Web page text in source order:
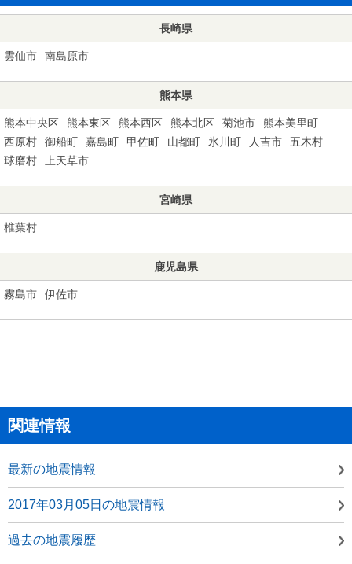
長崎県
雲仙市 南島原市
熊本県
熊本中央区 熊本東区 熊本西区 熊本北区 菊池市
熊本美里町
西原村
御船町 嘉島町 甲佐町 山都町 氷川町 人吉市
五木村
球磨村
上天草市
宮崎県
椎葉村
鹿児島県
霧島市 伊佐市
関連情報
最新の地震情報
2017年03月05日の地震情報
過去の地震履歴